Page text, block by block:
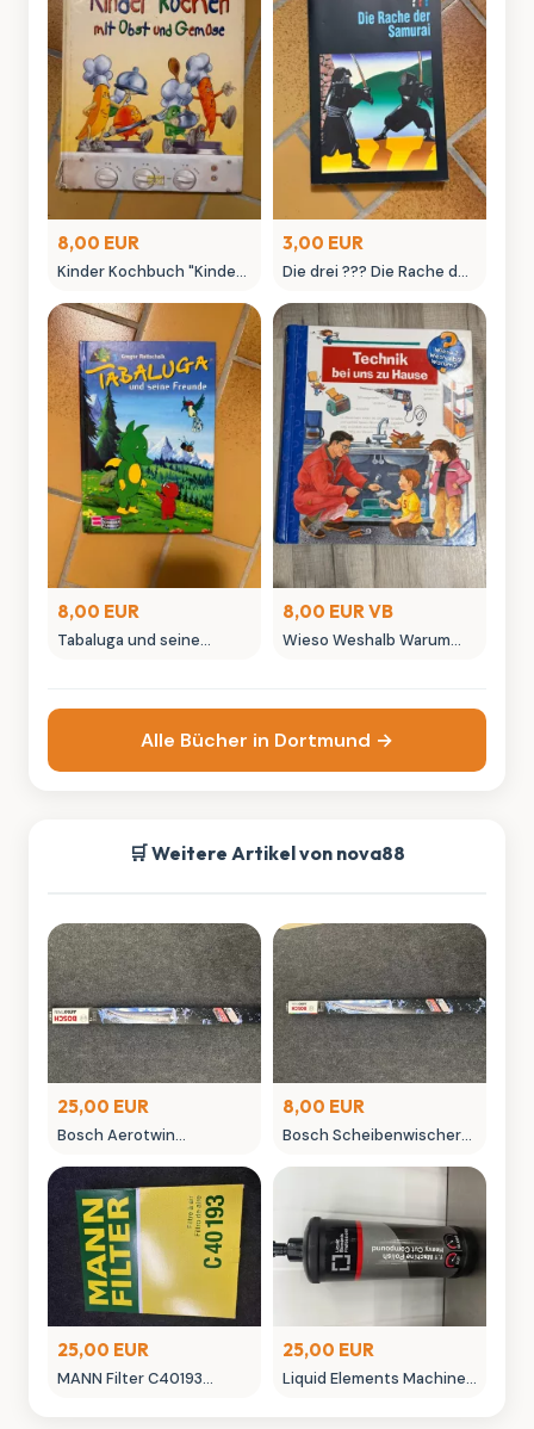
8,00 EUR
Kinder Kochbuch "Kinder
Gemüse"
3,00 EUR
Die drei ??? Die Rache der
8,00 EUR
Tabaluga und seine
8,00 EUR VB
Wieso Weshalb Warum
Alle Bücher in Dortmund →
🛒 Weitere Artikel von nova88
25,00 EUR
Bosch Aerotwin
neuwertig in OVP
8,00 EUR
Bosch Scheibenwischer
gebraucht
25,00 EUR
MANN Filter C40193
25,00 EUR
Liquid Elements Machine